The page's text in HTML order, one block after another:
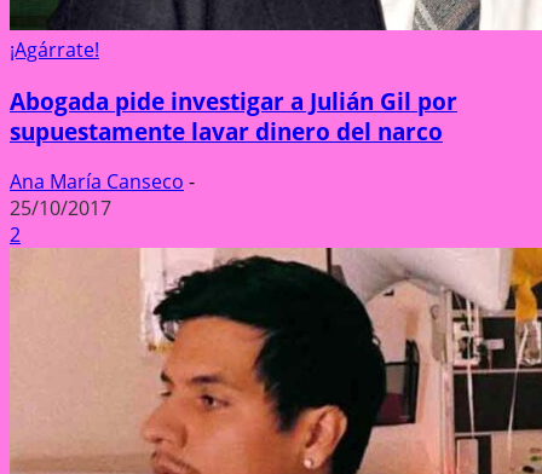
¡Agárrate!
Abogada pide investigar a Julián Gil por
supuestamente lavar dinero del narco
Ana María Canseco -
25/10/2017
2